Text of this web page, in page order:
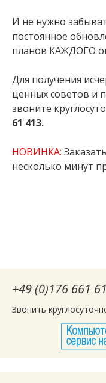
И не нужно
постоянное
планов КАЖДОГО
Для получения
ценных советов и
звоните
61 413.
НОВИНКА:
несколько минут
+49 (0)176 661
Звонить